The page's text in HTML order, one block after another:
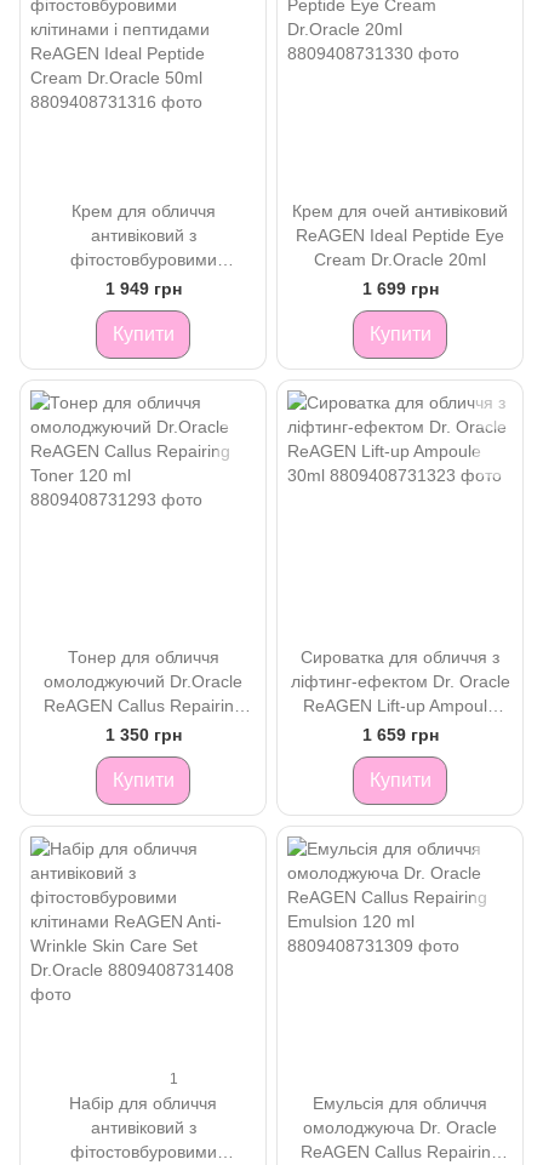
Крем для обличчя
антивіковий з
фітостовбуровими
клітинами і пептидами
ReAGEN Ideal Peptide
Cream Dr.Oracle 50ml
1 949 грн
Купити
Крем для очей антивіковий
ReAGEN Ideal Peptide Eye
Cream Dr.Oracle 20ml
1 699 грн
Купити
Тонер для обличчя
омолоджуючий Dr.Oracle
ReAGEN Callus Repairing
Toner 120 ml
1 350 грн
Купити
Сироватка для обличчя з
ліфтинг-ефектом Dr. Oracle
ReAGEN Lift-up Ampoule
30ml
1 659 грн
Купити
1
Набір для обличчя
антивіковий з
фітостовбуровими
Емульсія для обличчя
омолоджуюча Dr. Oracle
ReAGEN Callus Repairing